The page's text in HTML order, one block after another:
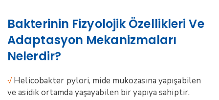
Bakterinin Fizyolojik Özellikleri Ve
Adaptasyon Mekanizmaları
Nelerdir?
√Helicobakter pylori, mide mukozasına yapışabilen
ve asidik ortamda yaşayabilen bir yapıya sahiptir.